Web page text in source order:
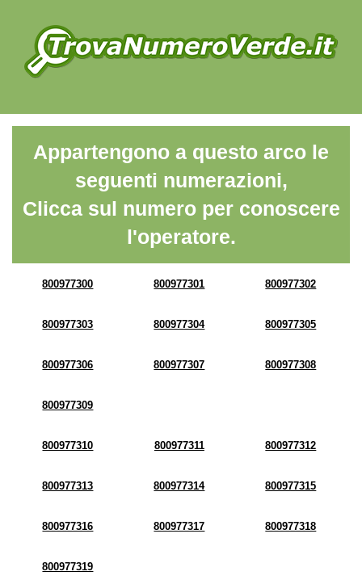
Appartengono a questo arco le
seguenti numerazioni,
Clicca sul numero per conoscere
l'operatore.
800977300 800977301 800977302
800977303 800977304 800977305
800977306 800977307 800977308
800977309
800977310 800977311 800977312
800977313 800977314 800977315
800977316 800977317 800977318
800977319